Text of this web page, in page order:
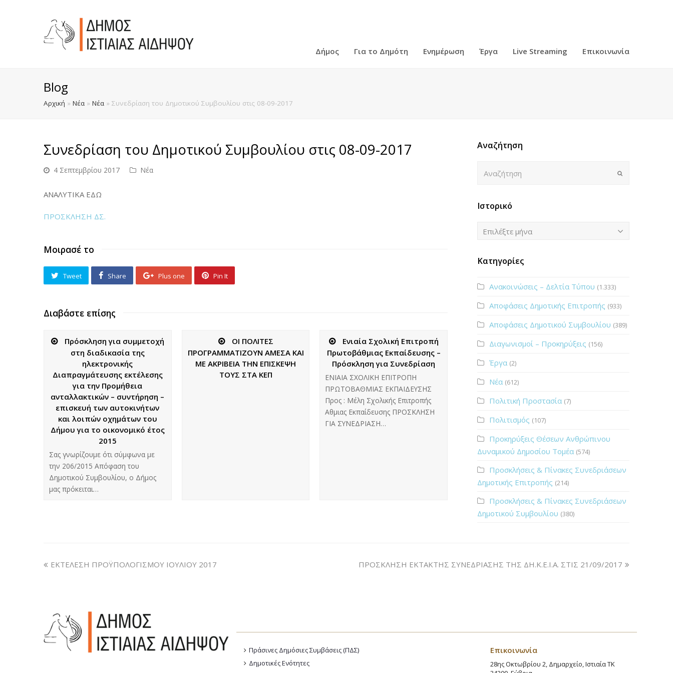
Δήμος Για το Δημότη Ενημέρωση Έργα Live Streaming Επικοινωνία
Blog
Αρχική » Νέα » Νέα » Συνεδρίαση του Δημοτικού Συμβουλίου στις 08-09-2017
Συνεδρίαση του Δημοτικού Συμβουλίου στις 08-09-2017
4 Σεπτεμβρίου 2017 Νέα
ΑΝΑΛΥΤΙΚΑ ΕΔΩ
ΠΡΟΣΚΛΗΣΗ ΔΣ.
Μοιρασέ το
Tweet Share Plus one Pin It
Διαβάστε επίσης
Πρόσκληση για συμμετοχή
στη διαδικασία της
ηλεκτρονικής
Διαπραγμάτευσης εκτέλεσης
για την Προμήθεια
ανταλλακτικών – συντήρηση –
επισκευή των αυτοκινήτων
και λοιπών οχημάτων του
Δήμου για το οικονομικό έτος
2015
Σας γνωρίζουμε ότι σύμφωνα με
την 206/2015 Απόφαση του
Δημοτικού Συμβουλίου, ο Δήμος
μας πρόκειται…
ΟΙ ΠΟΛΙΤΕΣ
ΠΡΟΓΡΑΜΜΑΤΙΖΟΥΝ ΑΜΕΣΑ ΚΑΙ
ΜΕ ΑΚΡΙΒΕΙΑ ΤΗΝ ΕΠΙΣΚΕΨΗ
ΤΟΥΣ ΣΤΑ ΚΕΠ
Ενιαία Σχολική Επιτροπή
Πρωτοβάθμιας Εκπαίδευσης –
Πρόσκληση για Συνεδρίαση
ΕΝΙΑΙΑ ΣΧΟΛΙΚΗ ΕΠΙΤΡΟΠΗ
ΠΡΩΤΟΒΑΘΜΙΑΣ ΕΚΠΑΙΔΕΥΣΗΣ
Προς : Μέλη Σχολικής Επιτροπής
Αθμιας Εκπαίδευσης ΠΡΟΣΚΛΗΣΗ
ΓΙΑ ΣΥΝΕΔΡΙΑΣΗ…
Αναζήτηση
Ιστορικό
Ιστορικό
Επιλέξτε μήνα
Κατηγορίες
Ανακοινώσεις – Δελτία Τύπου (1.333)
Αποφάσεις Δημοτικής Επιτροπής (933)
Αποφάσεις Δημοτικού Συμβουλίου (389)
Διαγωνισμοί – Προκηρύξεις (156)
Έργα (2)
Νέα (612)
Πολιτική Προστασία (7)
Πολιτισμός (107)
Προκηρύξεις Θέσεων Ανθρώπινου
Δυναμικού Δημοσίου Τομέα (574)
Προσκλήσεις & Πίνακες Συνεδριάσεων
Δημοτικής Επιτροπής (214)
Προσκλήσεις & Πίνακες Συνεδριάσεων
Δημοτικού Συμβουλίου (380)
ΕΚΤΕΛΕΣΗ ΠΡΟΫΠΟΛΟΓΙΣΜΟΥ ΙΟΥΛΙΟΥ 2017 ΠΡΟΣΚΛΗΣΗ ΕΚΤΑΚΤΗΣ ΣΥΝΕΔΡΙΑΣΗΣ ΤΗΣ ΔΗ.Κ.Ε.Ι.Α. ΣΤΙΣ 21/09/2017
Πράσινες Δημόσιες Συμβάσεις (ΠΔΣ)
Δημοτικές Ενότητες
Επικοινωνία
28ης Οκτωβρίου 2, Δημαρχείο, Ιστιαία ΤΚ